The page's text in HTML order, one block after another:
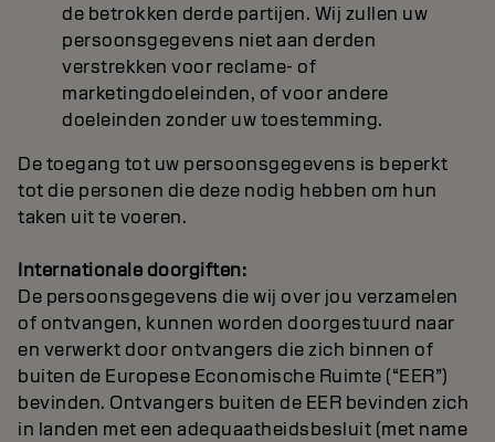
de betrokken derde partijen. Wij zullen uw
persoonsgegevens niet aan derden
verstrekken voor reclame- of
marketingdoeleinden, of voor andere
doeleinden zonder uw toestemming.
De toegang tot uw persoonsgegevens is beperkt
tot die personen die deze nodig hebben om hun
taken uit te voeren.
Internationale doorgiften:
De persoonsgegevens die wij over jou verzamelen
of ontvangen, kunnen worden doorgestuurd naar
en verwerkt door ontvangers die zich binnen of
buiten de Europese Economische Ruimte (“EER”)
bevinden. Ontvangers buiten de EER bevinden zich
in landen met een adequaatheidsbesluit (met name